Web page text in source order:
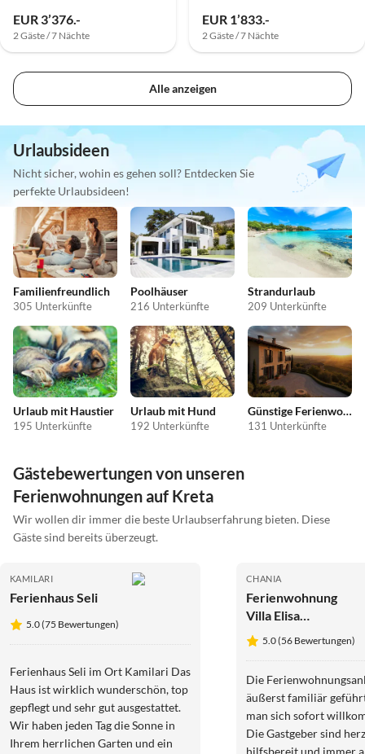
EUR 3’376.-
2 Gäste / 7 Nächte
EUR 1’833.-
2 Gäste / 7 Nächte
Alle anzeigen
Urlaubsideen
Nicht sicher, wohin es gehen soll? Entdecken Sie
perfekte Urlaubsideen!
Familienfreundlich
305 Unterkünfte
Poolhäuser
216 Unterkünfte
Strandurlaub
209 Unterkünfte
Urlaub mit Haustier
195 Unterkünfte
Urlaub mit Hund
192 Unterkünfte
Günstige Ferienwohnungen
131 Unterkünfte
Gästebewertungen von unseren
Ferienwohnungen auf Kreta
Wir wollen dir immer die beste Urlaubserfahrung bieten. Diese
Gäste sind bereits überzeugt.
KAMILARI
Ferienhaus Seli
5.0 (75 Bewertungen)
Ferienhaus Seli im Ort Kamilari Das
Haus ist wirklich wunderschön, top
gepflegt und sehr gut ausgestattet.
Wir haben jeden Tag die Sonne in
Ihrem herrlichen Garten und ein
CHANIA
Ferienwohnung
Villa Elisa
Meerblick-
Apartment
5.0 (56 Bewertungen)
Die
äußerst familiär
man sich sofort
Die Gastgeber sind
hilfsbereit und immer